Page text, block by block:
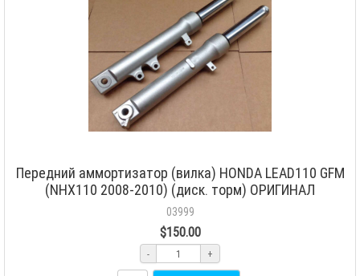
Передний аммортизатор (вилка) HONDA LEAD110 GFM
(NHX110 2008-2010) (диск. торм) ОРИГИНАЛ
03999
$150.00
- +